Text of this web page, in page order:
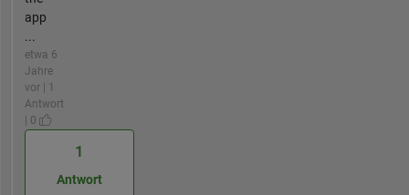
app
...
etwa 6
Jahre
vor | 1
Antwort
| 0
1
Antwort